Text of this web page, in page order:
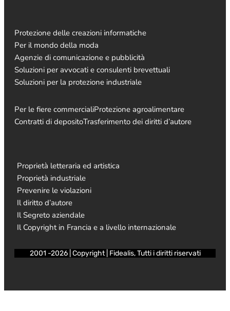
Protezione delle creazioni informatiche
Per il mondo della moda
Agenzie di comunicazione e pubblicità
Soluzioni per avvocati e consulenti brevettuali
Soluzioni per la protezione industriale
Per le fiere commercialiProtezione agroalimentare
Contratti di depositoTrasferimento dei diritti d’autore
Proprietà letteraria ed artistica
Proprietà industriale
Prevenire le violazioni
Il diritto d’autore
Il Segreto aziendale
Il Copyright in Francia e a livello internazionale
2001 -2026 | Copyright | Fidealis, Tutti i diritti riservati